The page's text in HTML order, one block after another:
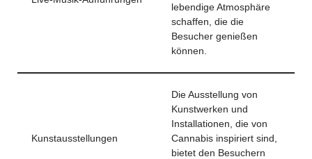
lebendige Atmosphäre
schaffen, die die
Besucher genießen
können.
Kunstausstellungen
Die Ausstellung von
Kunstwerken und
Installationen, die von
Cannabis inspiriert sind,
bietet den Besuchern